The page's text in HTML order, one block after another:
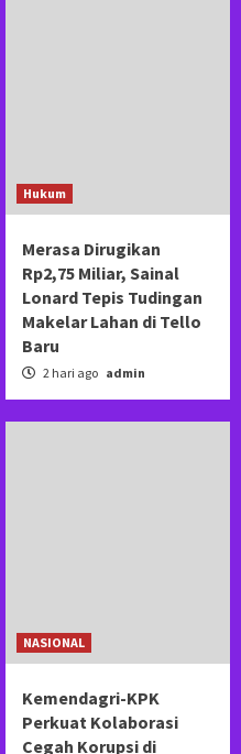
Hukum
Merasa Dirugikan
Rp2,75 Miliar, Sainal
Lonard Tepis Tudingan
Makelar Lahan di Tello
Baru
2 hari ago admin
NASIONAL
Kemendagri-KPK
Perkuat Kolaborasi
Cegah Korupsi di